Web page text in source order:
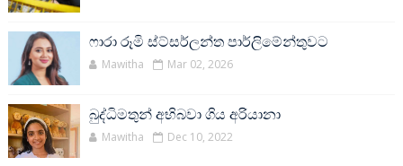
ෆාරා රූමි ස්ට්සර්ලන්ත පාර්ලිමේන්තුවට
Mawitha Mar 02, 2026
බුද්ධිමතුන් අභිබවා ගිය අරියානා
Mawitha Dec 10, 2022